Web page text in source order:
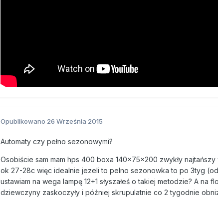
Opublikowano 26 Września 2015
Automaty czy pełno sezonowymi?
Osobiście sam mam hps 400 boxa 140×75×200 zwykły
ok 27-28c więc idealnie jezeli to pelno sezonowka to po 3tyg
ustawiam na wega lampę 12+1 słyszałeś o takiej metodzie? A na
dziewczyny zaskoczyły i później skrupulatnie co 2 tygodnie